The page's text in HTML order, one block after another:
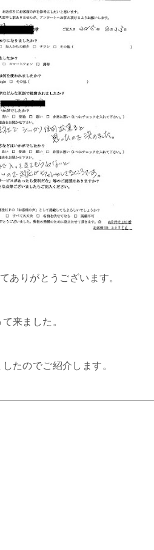
ありがとうございます。
来ました。
たのでご紹介します。